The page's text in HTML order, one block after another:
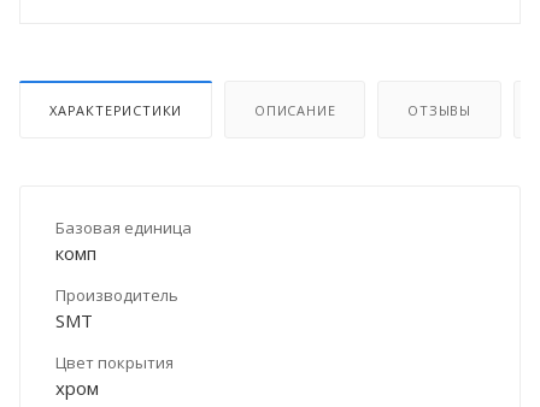
ХАРАКТЕРИСТИКИ ОПИСАНИЕ ОТЗЫВЫ
Базовая единица
комп
Производитель
SMT
Цвет покрытия
хром